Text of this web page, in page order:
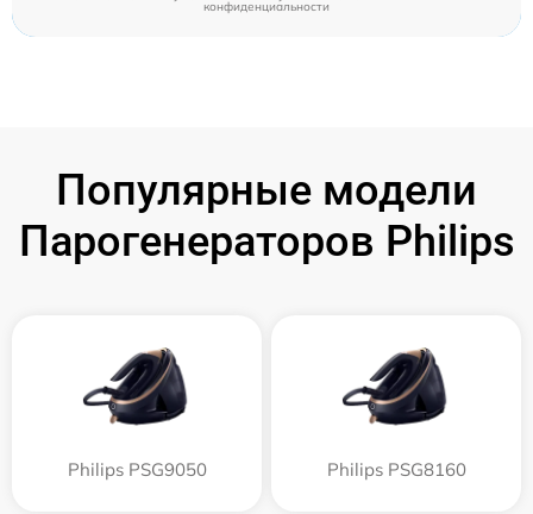
конфиденциальности
Популярные модели
Парогенераторов Philips
Philips PSG9050 Philips PSG8160